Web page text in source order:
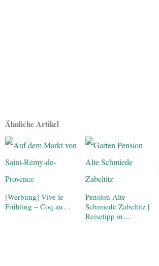
Ähnliche Artikel
[Werbung] Vive le
Frühling – Coq au…
Pension Alte
Schmiede Zabeltitz |
Reisetipp in…